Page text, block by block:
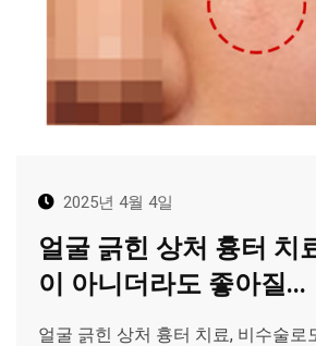
2025년 4월 4일
얼굴 긁힌 상처 흉터 치
이 아니더라도 좋아질...
얼굴 긁힌 상처 흉터 치료, 비수술로